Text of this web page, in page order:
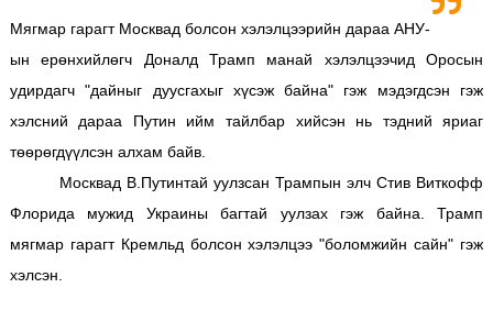
Мягмар гарагт Москвад болсон хэлэлцээрийн дараа АНУ-
ын ерөнхийлөгч Доналд Трамп манай хэлэлцээчид Оросын
удирдагч "дайныг дуусгахыг хүсэж байна" гэж мэдэгдсэн гэж
хэлсний дараа Путин ийм тайлбар хийсэн нь тэдний яриаг
төөрөгдүүлсэн алхам байв.
Москвад В.Путинтай уулзсан Трампын элч Стив Виткофф
Флорида мужид Украины багтай уулзах гэж байна.Трамп
мягмар гарагт Кремльд болсон хэлэлцээ "боломжийн сайн" гэж
хэлсэн.